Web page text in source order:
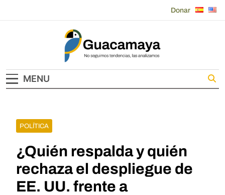
Donar
Guacamaya
MENU
POLÍTICA
¿Quién respalda y quién
rechaza el despliegue de
EE. UU. frente a